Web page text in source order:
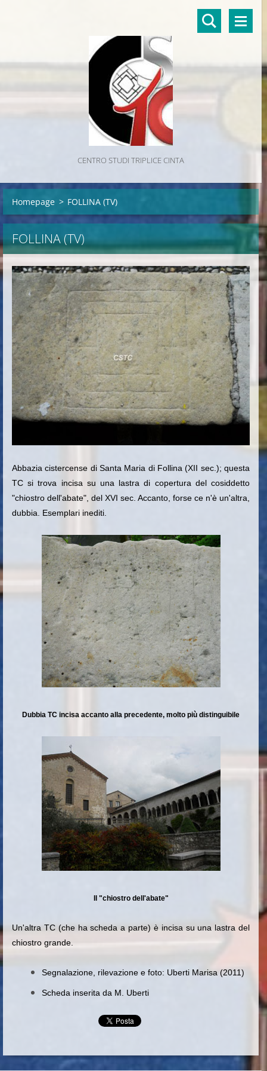
CENTRO STUDI TRIPLICE CINTA
Homepage > FOLLINA (TV)
FOLLINA (TV)
Abbazia cistercense di Santa Maria di Follina (XII sec.); questa
TC si trova incisa su una lastra di copertura del cosiddetto
"chiostro dell'abate", del XVI sec. Accanto, forse ce n'è un'altra,
dubbia. Esemplari inediti.
Dubbia TC incisa accanto alla precedente, molto più distinguibile
Il "chiostro dell'abate"
Un'altra TC (che ha scheda a parte) è incisa su una lastra del
chiostro grande.
Segnalazione, rilevazione e foto: Uberti Marisa (2011)
Scheda inserita da M. Uberti